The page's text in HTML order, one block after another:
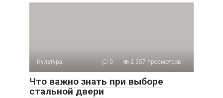
Культура 0 2 557 просмотров
Что важно знать при выборе
стальной двери